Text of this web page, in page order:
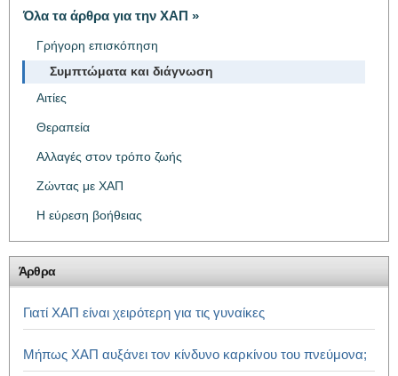
Όλα τα άρθρα για την ΧΑΠ »
Γρήγορη επισκόπηση
Συμπτώματα και διάγνωση
Αιτίες
Θεραπεία
Αλλαγές στον τρόπο ζωής
Ζώντας με ΧΑΠ
Η εύρεση βοήθειας
Άρθρα
Γιατί ΧΑΠ είναι χειρότερη για τις γυναίκες
Μήπως ΧΑΠ αυξάνει τον κίνδυνο καρκίνου του πνεύμονα;